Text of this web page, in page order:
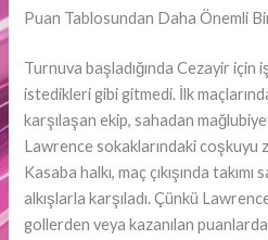
Puan Tablosundan Daha Önemli
Turnuva başladığında Cezayir için
istedikleri gibi gitmedi. İlk
karşılaşan ekip, sahadan
Lawrence sokaklarındaki coşkuyu
Kasaba halkı, maç çıkışında
alkışlarla karşıladı. Çünkü
gollerden veya kazanılan